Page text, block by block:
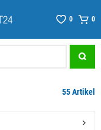
0 0
55 Artikel